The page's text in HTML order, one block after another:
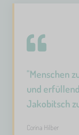
"Menschen
und
Jakobitsch
Corina Hilber